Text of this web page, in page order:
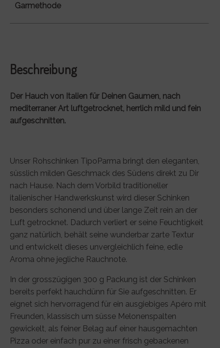
Garmethode
Beschreibung
Der Hauch von Italien für Deinen Gaumen, nach
mediterraner Art luftgetrocknet, herrlich mild und fein
aufgeschnitten.
Unser Rohschinken TipoParma bringt den eleganten,
süsslich milden Geschmack des Südens direkt zu Dir
nach Hause. Nach dem Vorbild traditioneller
italienischer Handwerkskunst wird dieser Schinken
besonders schonend und über lange Zeit rein an der
Luft getrocknet. Dadurch verliert er seine Feuchtigkeit
ganz natürlich, behält seine wunderbar zarte Textur
und entwickelt dieses unvergleichlich feine, edle
Aroma ohne jegliche Rauchnote.
In der grosszügigen 300 g Packung ist der Schinken
bereits perfekt hauchdünn für Sie aufgeschnitten. Er
eignet sich hervorragend für ein ausgiebiges Apéro mit
Freunden, klassisch um süsse Melonenspalten
gewickelt, als feiner Belag auf einer hausgemachten
Pizza oder einfach pur zu einer frisch gebackenen